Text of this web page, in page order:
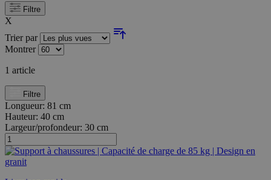
Filtre
X
Trier par
Montrer
1 article
Filtre
Longueur: 81 cm
Hauteur: 40 cm
Largeur/profondeur: 30 cm